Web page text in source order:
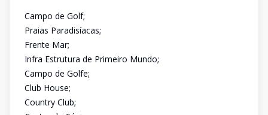
Campo de Golf;
Praias Paradisíacas;
Frente Mar;
Infra Estrutura de Primeiro Mundo;
Campo de Golfe;
Club House;
Country Club;